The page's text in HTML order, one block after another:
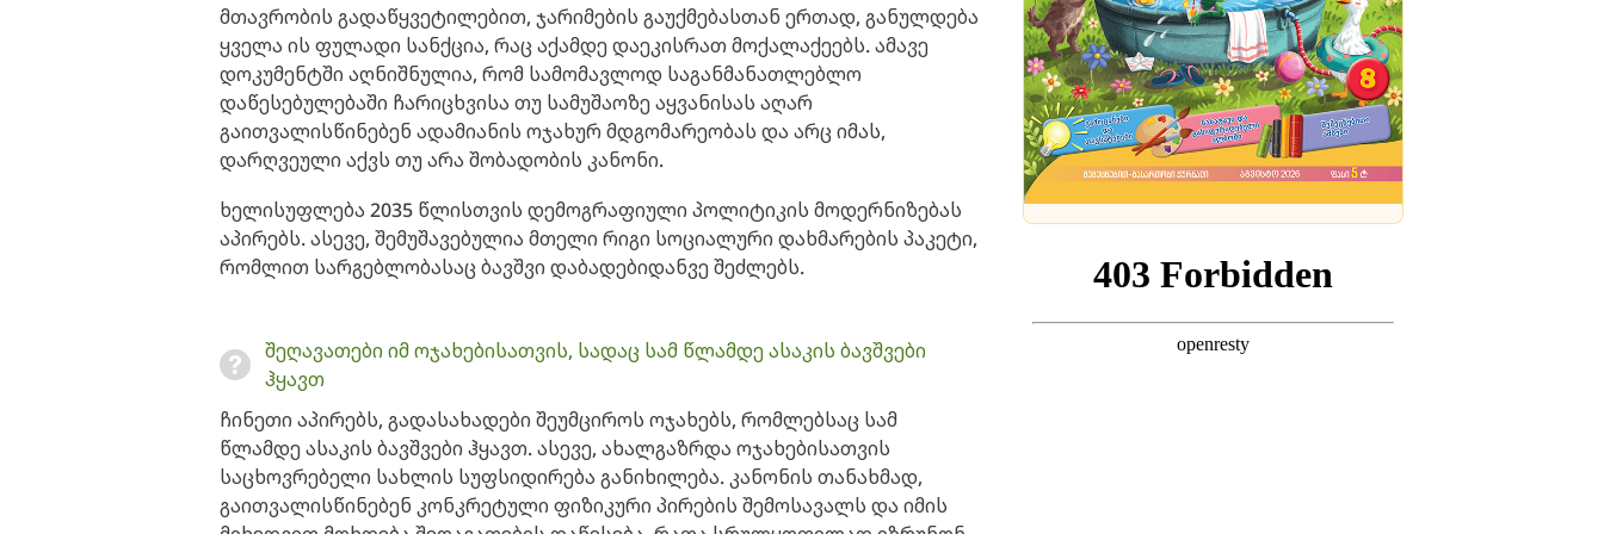
მთავრობის გადაწყვეტილებით, ჯარიმების გაუქმებასთან ერთად, განულდება
ყველა ის ფულადი სანქცია, რაც აქამდე დაეკისრათ მოქალაქეებს. ამავე
დოკუმენტში აღნიშნულია, რომ სამომავლოდ საგანმანათლებლო
დაწესებულებაში ჩარიცხვისა თუ სამუშაოზე აყვანისას აღარ
გაითვალისწინებენ ადამიანის ოჯახურ მდგომარეობას და არც იმას,
დარღვეული აქვს თუ არა შობადობის კანონი.
ხელისუფლება 2035 წლისთვის დემოგრაფიული პოლიტიკის მოდერნიზებას
აპირებს. ასევე, შემუშავებულია მთელი რიგი სოციალური დახმარების პაკეტი,
რომლით სარგებლობასაც ბავშვი დაბადებიდანვე შეძლებს.
შეღავათები იმ ოჯახებისათვის, სადაც სამ წლამდე ასაკის ბავშვები
ჰყავთ
ჩინეთი აპირებს, გადასახადები შეუმციროს ოჯახებს, რომლებსაც სამ
წლამდე ასაკის ბავშვები ჰყავთ. ასევე, ახალგაზრდა ოჯახებისათვის
საცხოვრებელი სახლის სუფსიდირება განიხილება. კანონის თანახმად,
გაითვალისწინებენ კონკრეტული ფიზიკური პირების შემოსავალს და იმის